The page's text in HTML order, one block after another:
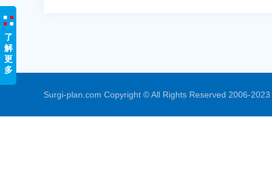
了
解
更
多
Surgi-plan.com Copyright © All Rights Reserved 2006-2023